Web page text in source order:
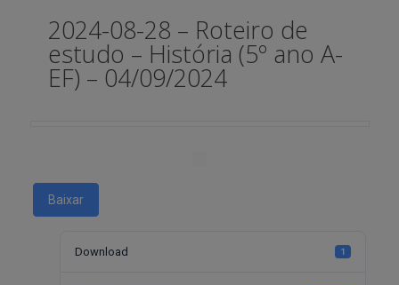
2024-08-28 – Roteiro de
estudo – História (5º ano A-
EF) – 04/09/2024
Baixar
Download 1